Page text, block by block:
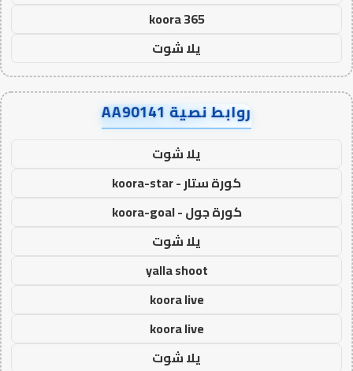
koora 365
يلا شوت
روابط نصية AA90141
يلا شوت
كورة ستار - koora-star
كورة جول - koora-goal
يلا شوت
yalla shoot
koora live
koora live
يلا شوت